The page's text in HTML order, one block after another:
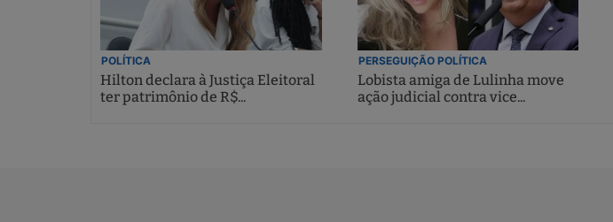
POLÍTICA
Hilton declara à Justiça Eleitoral
ter patrimônio de R$...
PERSEGUIÇÃO POLÍTICA
Lobista amiga de Lulinha move
ação judicial contra vice...